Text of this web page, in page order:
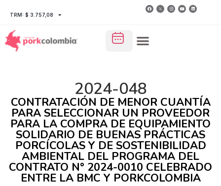
TRM: $ 3.757,08
2024-048
CONTRATACIÓN DE MENOR CUANTÍA
PARA SELECCIONAR UN PROVEEDOR
PARA LA COMPRA DE EQUIPAMIENTO
SOLIDARIO DE BUENAS PRÁCTICAS
PORCÍCOLAS Y DE SOSTENIBILIDAD
AMBIENTAL DEL PROGRAMA DEL
CONTRATO N° 2024-0010 CELEBRADO
ENTRE LA BMC Y PORKCOLOMBIA